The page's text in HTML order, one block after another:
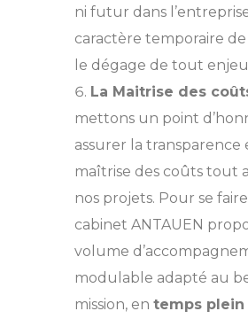
ni futur dans
caractère temporaire de
le dégage de tout
La Maitrise des
mettons un point
assurer la transparence
maîtrise des coûts tout
nos projets. Pour se
cabinet ANTAUEN
volume
modulable adapté au
mission, en temps plein